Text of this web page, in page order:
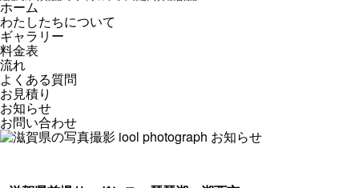
ホーム
わたしたちについて
ギャラリー
料金表
流れ
よくある質問
お見積り
お知らせ
お問い合わせ